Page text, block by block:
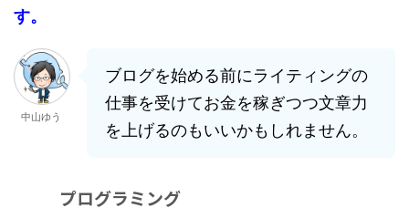
す。
中山ゆう
ブログを始める前にライティングの
仕事を受けてお金を稼ぎつつ文章力
を上げるのもいいかもしれません。
プログラミング